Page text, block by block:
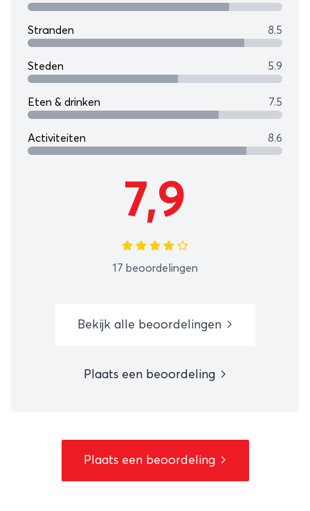
Stranden 8.5
Steden 5.9
Eten & drinken 7.5
Activiteiten 8.6
7,9
17 beoordelingen
Bekijk alle beoordelingen
Plaats een beoordeling
Plaats een beoordeling